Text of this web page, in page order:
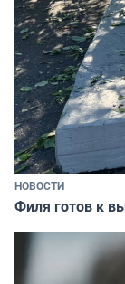
НОВОСТИ
Филя готов к